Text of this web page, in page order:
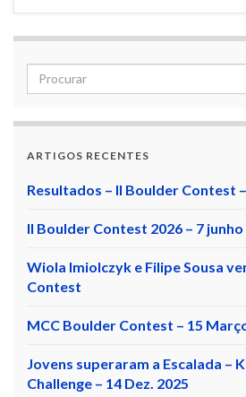
ARTIGOS RECENTES
Resultados – II Boulder Contest
II Boulder Contest 2026 – 7 junho
Wiola Imiolczyk e Filipe Sousa
Contest
MCC Boulder Contest – 15
Jovens superaram a Escalada –
Challenge – 14 Dez. 2025